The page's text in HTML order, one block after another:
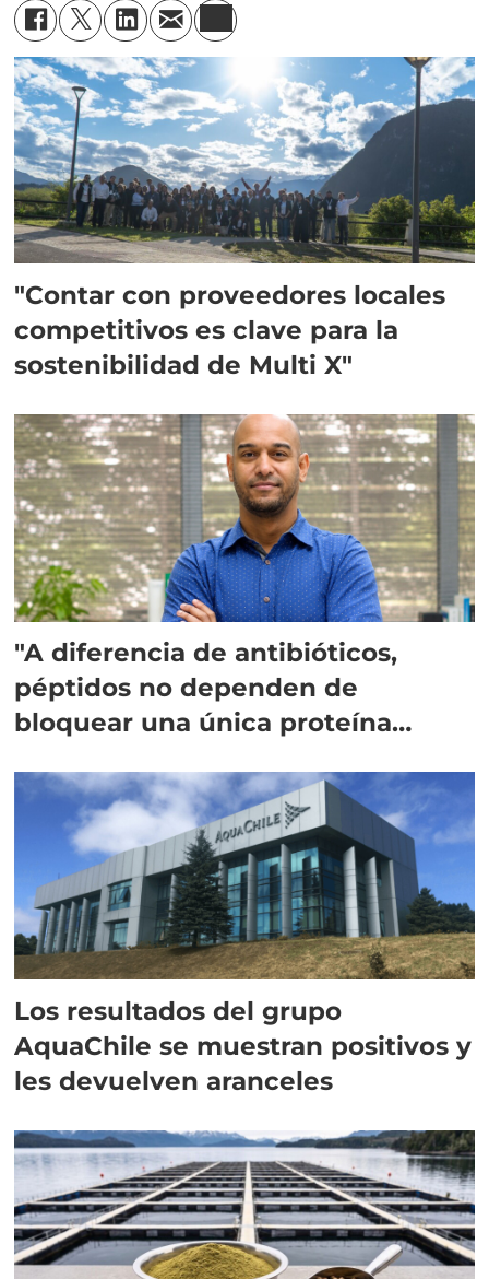
"Contar con proveedores locales
competitivos es clave para la
sostenibilidad de Multi X"
"A diferencia de antibióticos,
péptidos no dependen de
bloquear una única proteína
Los resultados del grupo
AquaChile se muestran positivos y
les devuelven aranceles